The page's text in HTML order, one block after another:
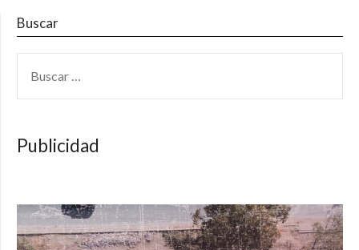
Buscar
Publicidad